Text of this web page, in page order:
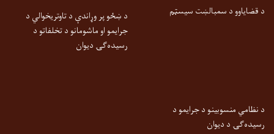
د قضایاوو د سمبالښت سیسټم
د ښځو پر وړاندې د تاوتریخوالي د
جرایمو او ماشومانو د تخلفاتو د
رسیده‌ګۍ دیوان
د نظامي منسوبینو د جرایمو د
رسیده‌ګۍ د دیوان